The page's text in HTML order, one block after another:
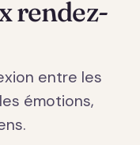
rendez-
entre les
émotions,